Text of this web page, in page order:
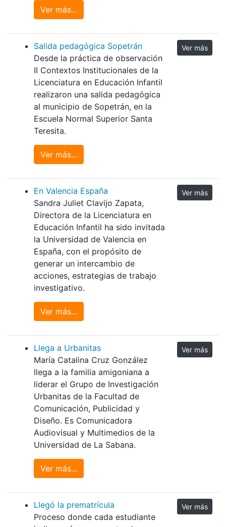
Ver más...
Salida pedagógica Sopetrán
Desde la práctica de observación
II Contextos Institucionales de la
Licenciatura en Educación Infantil
realizaron una salida pedagógica
al municipio de Sopetrán, en la
Escuela Normal Superior Santa
Teresita.
Ver más...
Ver más
En Valencia España
Sandra Juliet Clavijo Zapata,
Directora de la Licenciatura en
Educación Infantil ha sido invitada
la Universidad de Valencia en
España, con el propósito de
generar un intercambio de
acciones, estrategias de trabajo
investigativo.
Ver más...
Ver más
Llega a Urbanitas
María Catalina Cruz González
llega a la familia amigoniana a
liderar el Grupo de Investigación
Urbanitas de la Facultad de
Comunicación, Publicidad y
Diseño. Es Comunicadora
Audiovisual y Multimedios de la
Universidad de La Sabana.
Ver más...
Ver más
Llegó la prematrícula
Proceso donde cada estudiante
Ver más